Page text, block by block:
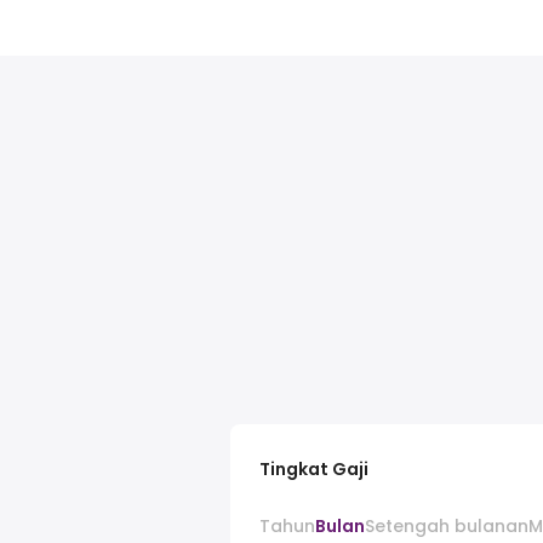
Tingkat Gaji
TahunBulanSetengah bulanan